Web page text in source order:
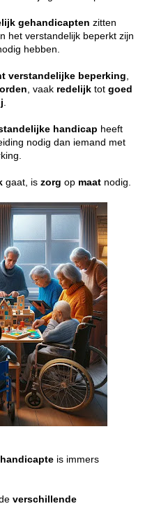
gehandicapten zitten
het verstandelijk beperkt zijn
hebben.
verstandelijke beperking,
, vaak redelijk tot goed
.
handicap heeft
nodig dan iemand met
gaat, is zorg op maat nodig.
is immers
verschillende